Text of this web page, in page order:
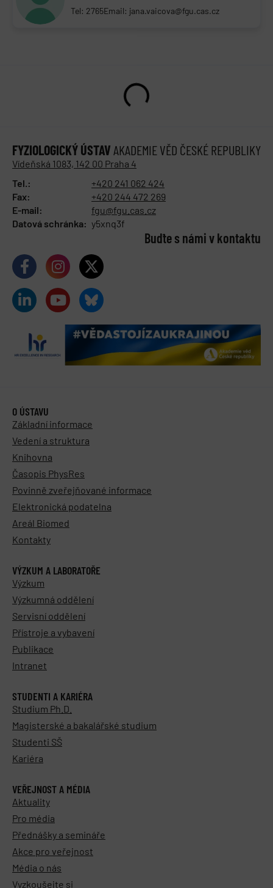
Tel: 2765Email: jana.vaicova@fgu.cas.cz
FYZIOLOGICKÝ ÚSTAV AKADEMIE VĚD ČESKÉ REPUBLIKY
Vídeňská 1083, 142 00 Praha 4
Tel.:
+420 241 062 424
Fax:
+420 244 472 269
E-mail:
fgu@fgu.cas.cz
Datová schránka: y5xnq3f
Buďte s námi v kontaktu
O ÚSTAVU
Základní informace
Vedení a struktura
Knihovna
Časopis PhysRes
Povinně zveřejňované informace
Elektronická podatelna
Areál Biomed
Kontakty
VÝZKUM A LABORATOŘE
Výzkum
Výzkumná oddělení
Servisní oddělení
Přístroje a vybavení
Publikace
Intranet
STUDENTI A KARIÉRA
Studium Ph.D.
Magisterské a bakalářské studium
Studenti SŠ
Kariéra
VEŘEJNOST A MÉDIA
Aktuality
Pro média
Přednášky a semináře
Akce pro veřejnost
Média o nás
Vyzkoušejte si